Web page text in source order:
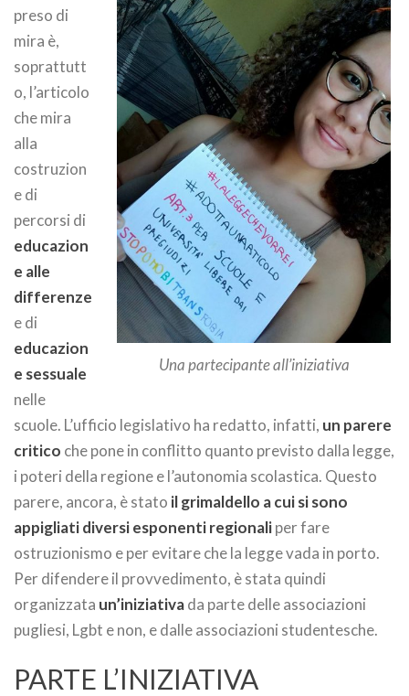
Una partecipante all’iniziativa
preso di
mira è,
soprattutt
o, l’articolo
che mira
alla
costruzion
e di
percorsi di
educazion
e alle
differenze
e di
educazion
e sessuale
nelle
scuole. L’ufficio legislativo ha redatto, infatti, un parere
critico che pone in conflitto quanto previsto dalla legge,
i poteri della regione e l’autonomia scolastica. Questo
parere, ancora, è stato il grimaldello a cui si sono
appigliati diversi esponenti regionaliper fare
ostruzionismo e per evitare che la legge vada in porto.
Per difendere il provvedimento, è stata quindi
organizzata un’iniziativada parte delle associazioni
pugliesi, Lgbt e non, e dalle associazioni studentesche.
PARTE L’INIZIATIVA